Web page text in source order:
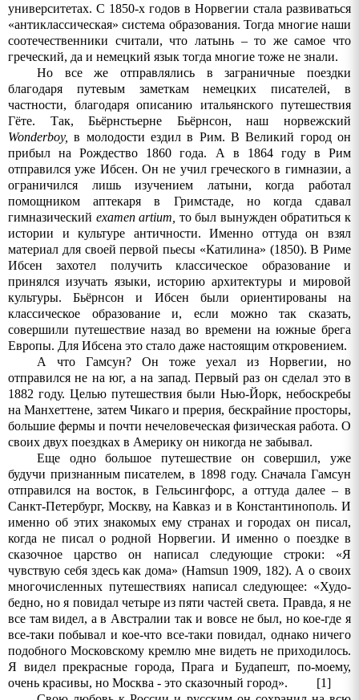
университетах. С 1850-х годов в Норвегии стала развиваться
«антиклассическая» система образования. Тогда многие наши
соотечественники считали, что латынь – то же самое что
греческий, да и немецкий язык тогда многие тоже не знали.
Но все же отправлялись в заграничные поездки
благодаря путевым заметкам немецких писателей, в
частности, благодаря описанию итальянского путешествия
Гёте. Так,Бьёрнстьерне Бьёрнсон,наш
норвежский
Wonderboy,
в молодости ездил в Рим.В Великий город он
прибыл на Рождество 1860 года. А
в 1864 году в
Рим
отправился уже Ибсен.Он не учил греческого в гимназии, а
ограничился лишь изучением латыни, когда работал
помощником аптекаря в Гримстаде, но когда сдавал
гимназический examen artium то был вынужден обратиться к
истории и культуре античности. Именно оттуда он взял
материал для своей первой пьесы «Катилина» (1850). В Риме
Ибсен захотел получить классическое образование и
принялся изучать языки, историю архитектуры и мировой
культуры. Бьёрнсон и Ибсен были ориентированы на
классическое образование и, если можно так сказать,
совершили путешествие назад во времени на южные брега
Европы. Для Ибсена это стало даже настоящим откровением.
А что Гамсун? Он тоже уехал из Норвегии, но
отправился не на юг, а на запад. Первый раз он сделал это в
1882 году. Целью путешествия были Нью-Йорк, небоскребы
на Манхеттене, затем Чикаго и прерия, бескрайние просторы,
большие фермы и почти нечеловеческая физическая работа. О
своих двух поездках в Америку он никогда не забывал.
Еще одно большое путешествие он совершил, уже
будучи признанным писателем, в 1898 году. Сначала Гамсун
отправился на восток, в Гельсингфорс, а оттуда далее – в
Санкт-Петербург, Москву, на Кавказ и в Константинополь. И
именно об этих знакомых ему странах и городах он писал,
когда не писал о родной Норвегии. И именно о поездке в
сказочное царство он написал следующие строки: «Я
чувствую себя здесь как дома» (Hamsun 1909, 182). А о своих
многочисленных путешествиях написал следующее: «Худо-
бедно, но я повидал четыре из пяти частей света. Правда, я не
все там видел, а в Австралии так и вовсе не был, но кое-где я
все-таки побывал и кое-что все-таки повидал, однако ничего
подобного Московскому кремлю мне видеть не приходилось.
Я видел прекрасные города, Прага и Будапешт, по-моему,
очень красивы, но Москва - это сказочный город».
[1]